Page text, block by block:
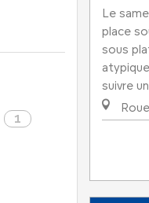
1
Le
place
sous
suivre